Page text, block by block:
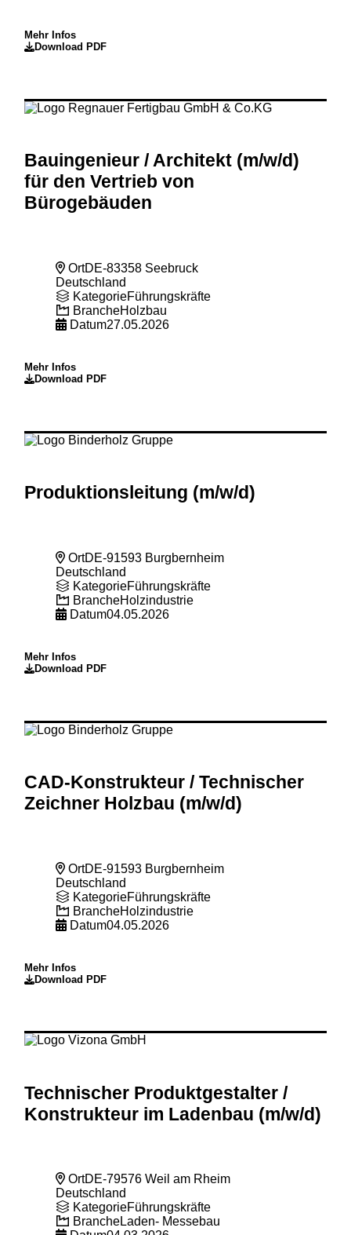
Mehr Infos
Download PDF
Bauingenieur/ Architekt (m/w/d)
für den Vertrieb von
Bürogebäuden
OrtDE-83358 Seebruck
Deutschland
KategorieFührungskräfte
BrancheHolzbau
Datum27.05.2026
Mehr Infos
Download PDF
Produktionsleitung (m/w/d)
OrtDE-91593 Burgbernheim
Deutschland
KategorieFührungskräfte
BrancheHolzindustrie
Datum04.05.2026
Mehr Infos
Download PDF
CAD-Konstrukteur/ Technischer
Zeichner Holzbau (m/w/d)
OrtDE-91593 Burgbernheim
Deutschland
KategorieFührungskräfte
BrancheHolzindustrie
Datum04.05.2026
Mehr Infos
Download PDF
Technischer Produktgestalter/
Konstrukteur im Ladenbau (m/w/d)
OrtDE-79576 Weil am Rheim
Deutschland
KategorieFührungskräfte
BrancheLaden- Messebau